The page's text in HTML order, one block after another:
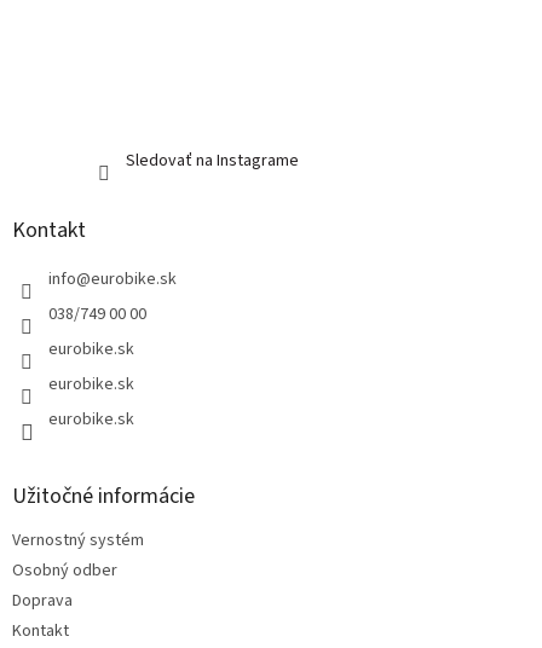
Sledovať na Instagrame
Kontakt
info@eurobike.sk
038/749 00 00
eurobike.sk
eurobike.sk
eurobike.sk
Užitočné informácie
Vernostný systém
Osobný odber
Doprava
Kontakt